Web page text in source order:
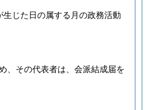
じた日の属する月の政務活動
、その代表者は、会派結成届を